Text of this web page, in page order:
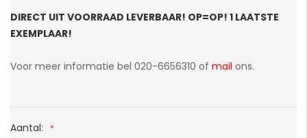
DIRECT UIT VOORRAAD LEVERBAAR! OP=OP! 1 LAATSTE
EXEMPLAAR!
Voor meer informatie bel 020-6656310 of mail ons.
Aantal: